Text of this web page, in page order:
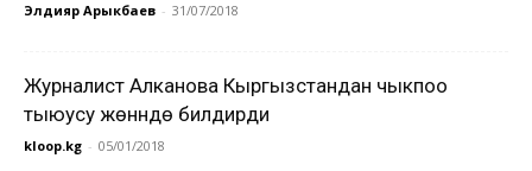
Элдияр Арыкбаев - 31/07/2018
Журналист Алканова Кыргызстандан чыкпоо
тыюусу жөнүндө билдирди
kloop.kg - 05/01/2018